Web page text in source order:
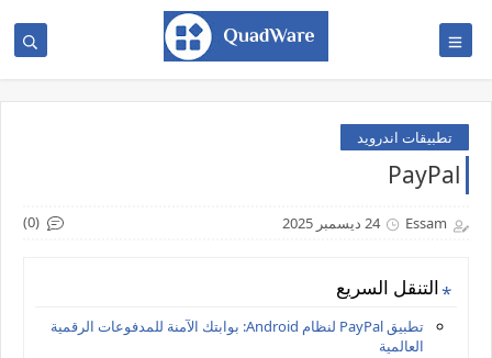
تطبيقات اندرويد
PayPal
Essam 24 ديسمبر 2025 (0)
التنقل السريع
تطبيق PayPal لنظام Android: بوابتك الآمنة للمدفوعات الرقمية
العالمية